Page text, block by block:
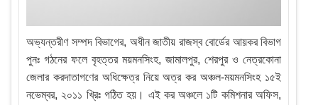
অভ্যন্তরীণ সম্পদ বিভাগের, অধীন জাতীয় রাজস্ব বোর্ডের আয়কর বিভাগ
পুনঃ গঠনের ফলে বৃহত্তর ময়মনসিংহ, জামালপুর, শেরপুর ও নেত্রকোনা
জেলার করদাতাগণের অধিক্ষেত্র নিয়ে অত্র কর অঞ্চল-ময়মনসিংহ ১৫ই
নভেম্বর, ২০১১ খ্রিঃ গঠিত হয়। এই কর অঞ্চলে ১টি কমিশনার অফিস,